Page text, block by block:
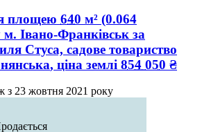
площею 640 м² (0.064
м. Івано-Франківськ за
Стуса, садове товариство
, ціна землі 854 050 ₴
з 23 жовтня 2021 року